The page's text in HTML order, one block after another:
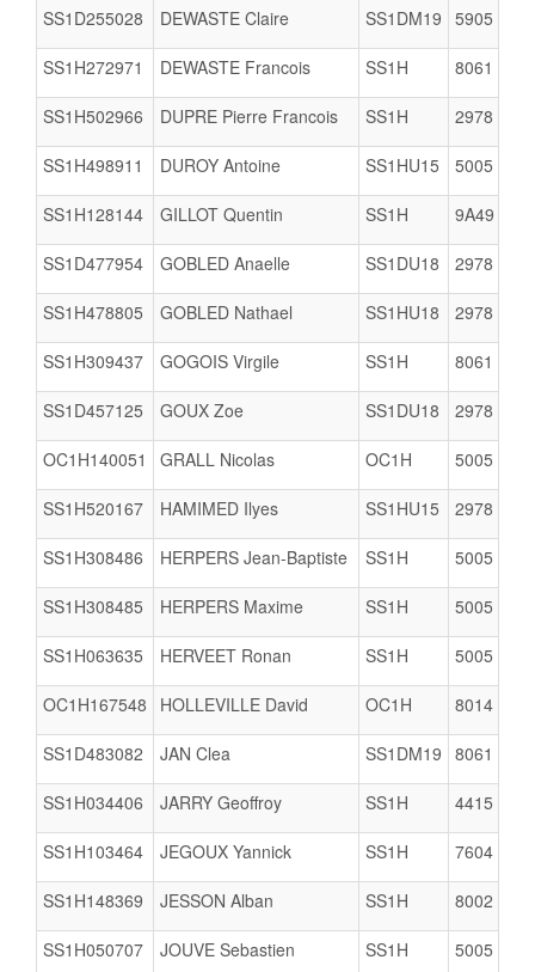
SS1D255028 DEWASTE Claire SS1DM19 5905
SS1H272971 DEWASTE Francois SS1H 8061
SS1H502966 DUPRE Pierre Francois SS1H 2978
SS1H498911 DUROY Antoine SS1HU15 5005
SS1H128144 GILLOT Quentin SS1H 9A49
SS1D477954 GOBLED Anaelle SS1DU18 2978
SS1H478805 GOBLED Nathael SS1HU18 2978
SS1H309437 GOGOIS Virgile SS1H 8061
SS1D457125 GOUX Zoe SS1DU18 2978
OC1H140051 GRALL Nicolas OC1H 5005
SS1H520167 HAMIMED Ilyes SS1HU15 2978
SS1H308486 HERPERS Jean-Baptiste SS1H 5005
SS1H308485 HERPERS Maxime SS1H 5005
SS1H063635 HERVEET Ronan SS1H 5005
OC1H167548 HOLLEVILLE David OC1H 8014
SS1D483082 JAN Clea SS1DM19 8061
SS1H034406 JARRY Geoffroy SS1H 4415
SS1H103464 JEGOUX Yannick SS1H 7604
SS1H148369 JESSON Alban SS1H 8002
SS1H050707 JOUVE Sebastien SS1H 5005